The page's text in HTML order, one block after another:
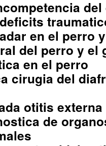
en el perro
del perro y el
en el perro
cirugia del
otitis externa
de